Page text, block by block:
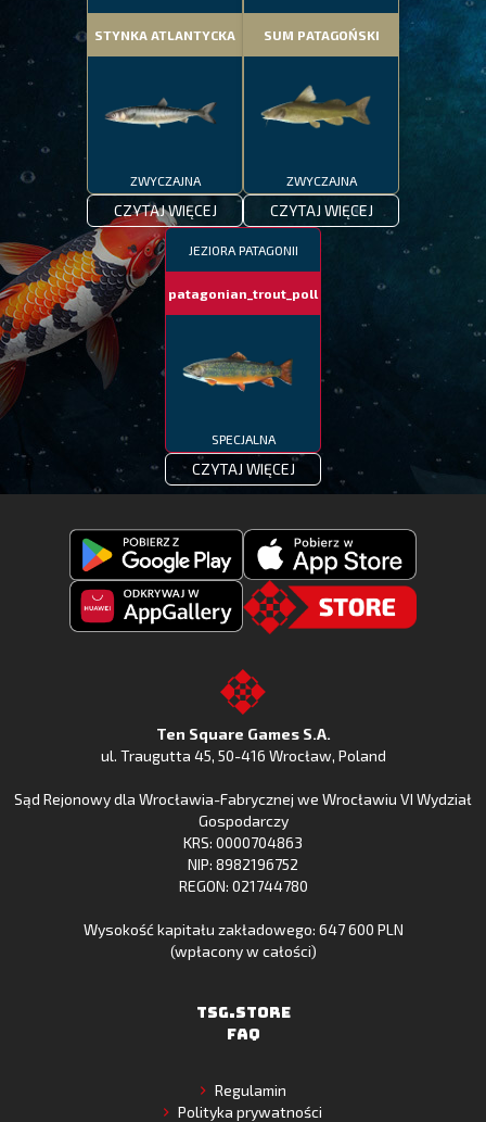
STYNKA ATLANTYCKA
ZWYCZAJNA
CZYTAJ WIĘCEJ
SUM PATAGOŃSKI
ZWYCZAJNA
CZYTAJ WIĘCEJ
JEZIORA PATAGONII
patagonian_trout_poll
SPECJALNA
CZYTAJ WIĘCEJ
Pobierz
Fishing
Pobierz
Fishing
z
Apple
Store
Huawei
Gallery
to
the
Ten Square Games S.A.
ul. Traugutta 45, 50-416 Wrocław, Poland
Sąd Rejonowy dla Wrocławia-Fabrycznej we Wrocławiu VI Wydział
Gospodarczy
KRS: 0000704863
NIP: 8982196752
REGON: 021744780
Wysokość kapitału zakładowego: 647 600 PLN
(wpłacony w całości)
TSG.STORE
FAQ
Regulamin
Polityka prywatności